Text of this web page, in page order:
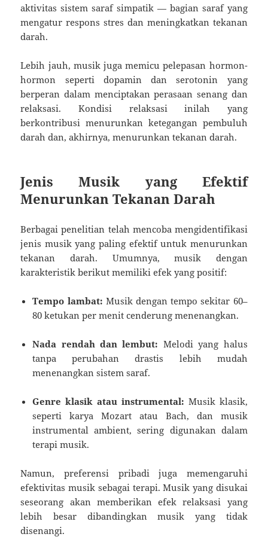
aktivitas sistem saraf simpatik — bagian saraf yang
mengatur respons stres dan meningkatkan tekanan
darah.
Lebih jauh, musik juga memicu pelepasan hormon-
hormon seperti dopamin dan serotonin yang
berperan dalam menciptakan perasaan senang dan
relaksasi. Kondisi relaksasi inilah yang
berkontribusi menurunkan ketegangan pembuluh
darah dan, akhirnya, menurunkan tekanan darah.
Jenis Musik yang Efektif
Menurunkan Tekanan Darah
Berbagai penelitian telah mencoba mengidentifikasi
jenis musik yang paling efektif untuk menurunkan
tekanan darah. Umumnya, musik dengan
karakteristik berikut memiliki efek yang positif:
Tempo lambat: Musik dengan tempo sekitar 60–
80 ketukan per menit cenderung menenangkan.
Nada rendah dan lembut: Melodi yang halus
tanpa perubahan drastis lebih mudah
menenangkan sistem saraf.
Genre klasik atau instrumental: Musik klasik,
seperti karya Mozart atau Bach, dan musik
instrumental ambient, sering digunakan dalam
terapi musik.
Namun, preferensi pribadi juga memengaruhi
efektivitas musik sebagai terapi. Musik yang disukai
seseorang akan memberikan efek relaksasi yang
lebih besar dibandingkan musik yang tidak
disenangi.